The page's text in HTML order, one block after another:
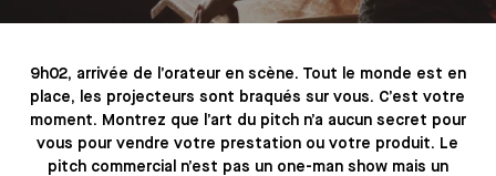
9h02, arrivée de l’orateur en scène. Tout le monde est en
place, les projecteurs sont braqués sur vous. C’est votre
moment. Montrez que l’art du pitch n’a aucun secret pour
vous pour vendre votre prestation ou votre produit. Le
pitch commercial n’est pas un one-man show mais un